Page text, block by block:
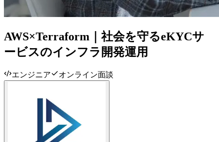
AWS×Terraform｜社会を守るeKYCサ
ービスのインフラ開発運用
エンジニア オンライン面談